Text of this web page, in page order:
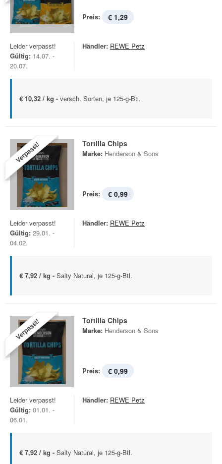
Preis: € 1,29
Leider verpasst!
Gültig: 14.07. -
20.07.
Händler: REWE Petz
€ 10,32 / kg - versch. Sorten, je 125-g-Btl.
Verpasst! Tortilla Chips
Marke: Henderson & Sons
Preis: € 0,99
Leider verpasst!
Gültig: 29.01. -
04.02.
Händler: REWE Petz
€ 7,92 / kg - Salty Natural, je 125-g-Btl.
Verpasst! Tortilla Chips
Marke: Henderson & Sons
Preis: € 0,99
Leider verpasst!
Gültig: 01.01. -
06.01.
Händler: REWE Petz
€ 7,92 / kg - Salty Natural, je 125-g-Btl.